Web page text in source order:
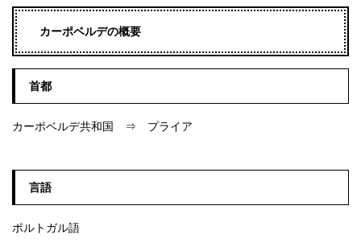
カーポベルデの概要
首都
カーポベルデ共和国 ⇒ プライア
言語
ポルトガル語